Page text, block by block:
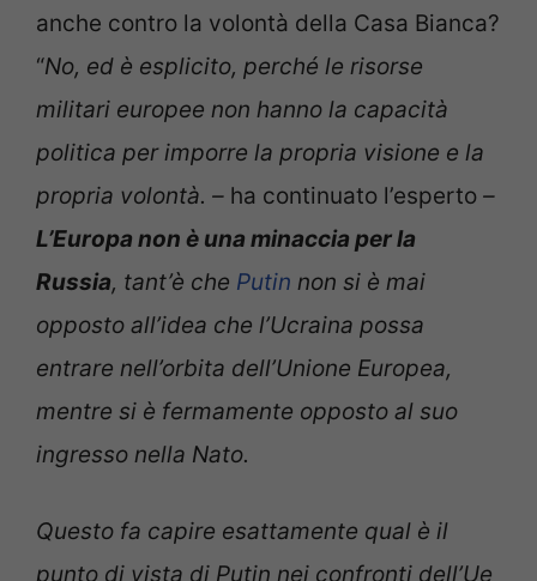
anche contro la volontà della Casa Bianca?
“No, ed è esplicito, perché le risorse
militari europee non hanno la capacità
politica per imporre la propria visione e la
propria volontà. – ha continuato l’esperto –
L’Europa non è una minaccia per la
Russia, tant’è che Putin non si è mai
opposto all’idea che l’Ucraina possa
entrare nell’orbita dell’Unione Europea,
mentre si è fermamente opposto al suo
ingresso nella Nato.
Questo fa capire esattamente qual è il
punto di vista di Putin nei confronti dell’Ue